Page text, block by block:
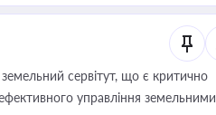
земельний сервітут, що є критично
управління земельними